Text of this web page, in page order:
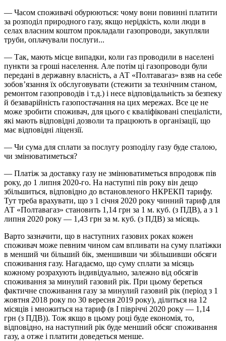
— Часом споживачі обурюються: чому вони повинні платити
за розподіл природного газу, якщо нерідкість, коли люди в
селах власним коштом прокладали газопроводи, закупляли
труби, оплачували послуги...
— Так, мають місце випадки, коли газ проводили в населені
пункти за гроші населення. Але потім ці газопроводи були
передані в державну власність, а АТ «Полтавагаз» взяв на себе
зобов’язання їх обслуговувати (стежити за технічним станом,
ремонтом газопроводів і т.д.) і несе відповідальність за безпеку
й безаварійність газопостачання на цих мережах. Все це не
може зробити споживач, для цього є кваліфіковані спеціалісти,
які мають відповідні дозволи та працюють в організації, що
має відповідні ліцензії.
— Чи сума для сплати за послугу розподілу газу буде сталою,
чи змінюватиметься?
— Платіж за доставку газу не змінюватиметься впродовж пів
року, до 1 липня 2020-го. На наступні пів року він дещо
збільшиться, відповідно до встановленого НКРЕКП тарифу.
Тут треба врахувати, що з 1 січня 2020 року чинний тариф для
АТ «Полтавагаз» становить 1,14 грн за 1 м. куб. (з ПДВ), а з 1
липня 2020 року — 1,43 грн за м. куб. (з ПДВ) за місяць.
Варто зазначити, що в наступних газових роках кожен
споживач може певним чином сам впливати на суму платіжки
в менший чи більший бік, зменшивши чи збільшивши обсяги
споживання газу. Нагадаємо, що суму сплати за місяць
кожному розрахують індивідуально, залежно від обсягів
споживання за минулий газовий рік. При цьому береться
фактичне споживання газу за минулий газовий рік (період з 1
жовтня 2018 року по 30 вересня 2019 року), ділиться на 12
місяців і множиться на тариф (в І півріччі 2020 року — 1,14
грн (з ПДВ)). Тож якщо в цьому році буде економія, то,
відповідно, на наступний рік буде менший обсяг споживання
газу, а отже і платити доведеться менше.